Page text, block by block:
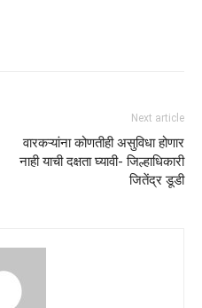
Next article
वारकऱ्यांना कोणतीही असुविधा होणार
नाही याची दक्षता घ्यावी- जिल्हाधिकारी
जितेंद्र डूडी